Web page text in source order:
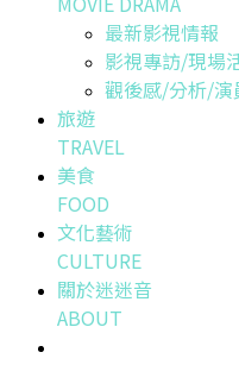
最新影視情報
影視專訪/現場
觀後感/分析/演
旅遊
TRAVEL
美食
FOOD
文化藝術
CULTURE
關於迷迷音
ABOUT